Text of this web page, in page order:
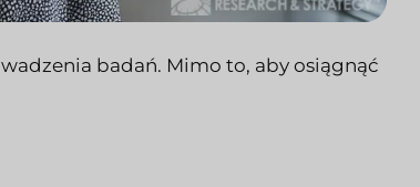
badań. Mimo to, aby osiągnąć